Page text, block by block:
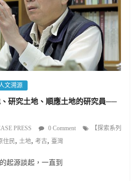
文溯源
、研究土地、順應土地的研究員──
PRESS 0 Comment
【探索系列
住民, 土地,考古, 臺灣
起源談起，一直到